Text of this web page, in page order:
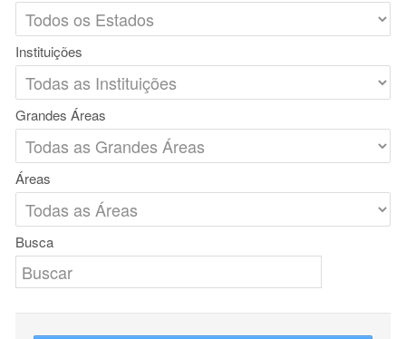
Instituições
Grandes Áreas
Áreas
Busca